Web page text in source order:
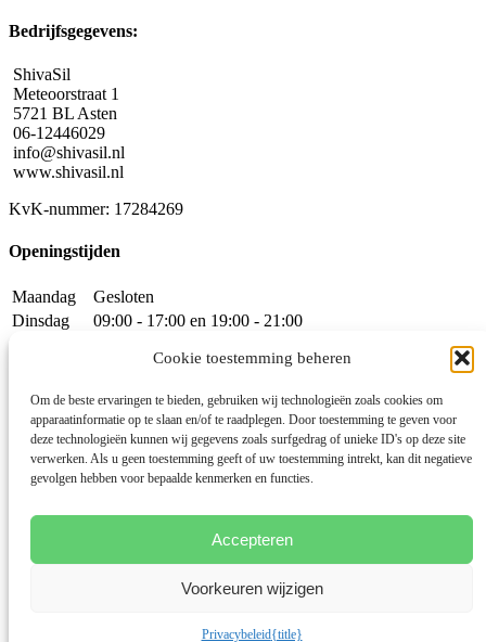
Cookie toestemming beheren
Om de beste ervaringen te bieden, gebruiken wij technologieën zoals cookies om
apparaatinformatie op te slaan en/of te raadplegen. Door toestemming te geven voor
deze technologieën kunnen wij gegevens zoals surfgedrag of unieke ID's op deze site
verwerken. Als u geen toestemming geeft of uw toestemming intrekt, kan dit negatieve
gevolgen hebben voor bepaalde kenmerken en functies.
Accepteren
Voorkeuren wijzigen
Privacybeleid{title}
Bedrijfsgegevens:
ShivaSil
Meteoorstraat 1
5721 BL Asten
06-12446029
info@shivasil.nl
www.shivasil.nl
KvK-nummer: 17284269
Openingstijden
Maandag
Gesloten
Dinsdag
09:00 - 17:00 en 19:00 - 21:00
09:00 - 17:00en19:00 - 21:00
Vrijdag
09:00 - 12:00
Zaterdag
Gesloten
Zondag
Gesloten
Algemene voorwaarden
Privacybeleid
© 2026 Deze website draait op het websitesysteem